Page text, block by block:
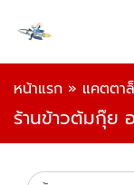
หน้าแรก » แคตตา
ร้านข้าวต้มกุ๊ย